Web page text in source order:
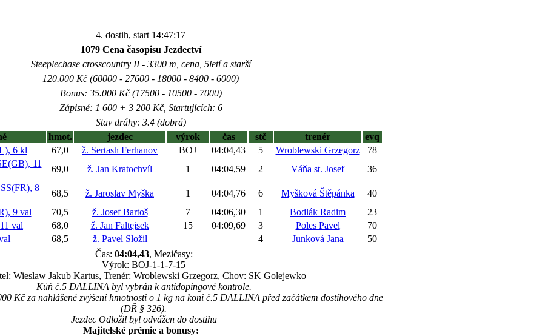
4. dostih, start 14:47:17
1079 Cena časopisu Jezdectví
Steeplechase crosscountry II - 3300 m, cena, 5letí a starší
120.000 Kč (60000 - 27600 - 18000 - 8400 - 6000)
Bonus: 35.000 Kč (17500 - 10500 - 7000)
Zápisné: 1 600 + 3 200 Kč, Startujících: 6
Stav dráhy: 3.4 (dobrá)
hmot. jezdec výrok čas stč trenér
evq
6 kl 67,0 ž. Sertash Ferhanov BOJ 04:04,43 5 Wroblewski Grzegorz
78
11
69,0 ž. Jan Kratochvíl 1 04:04,59 2 Váňa st. Josef 36
8
68,5 ž. Jaroslav Myška 1 04:04,76 6 Myšková Štěpánka
40
9 val 70,5 ž. Josef Bartoš 7 04:06,30 1 Bodlák Radim
23
val 68,0 ž. Jan Faltejsek 15 04:09,69 3 Poles Pavel
70
68,5 ž. Pavel Složil 4 Junková Jana
50
Čas: 04:04,43, Mezičasy:
Výrok: BOJ-1-1-7-15
Wieslaw Jakub Kartus, Trenér: Wroblewski Grzegorz, Chov: SK Golejewko
Kůň č.5 DALLINA byl vybrán k antidopingové kontrole.
Kč za nahlášené zvýšení hmotnosti o 1 kg na koni č.5 DALLINA před začátkem dostihového dne
(DŘ § 326).
Jezdec Odložil byl odvážen do dostihu
Majitelské prémie a bonusy: